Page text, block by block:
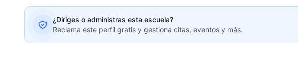
¿Diriges o administras esta escuela?
Reclama este perfil gratis y gestiona citas, eventos y más.